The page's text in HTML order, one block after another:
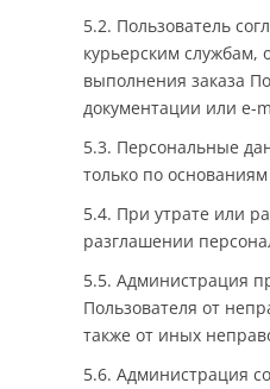
5.2. Пользователь
курьерским службам,
выполнения заказа
документации или e-
5.3. Персональные
только по
5.4. При утрате или
разглашении
5.5. Администрация
Пользователя от
также от иных
5.6. Администрация